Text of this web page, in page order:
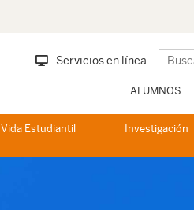
Servicios en línea
ALUMNOS
Vida Estudiantil Investigación